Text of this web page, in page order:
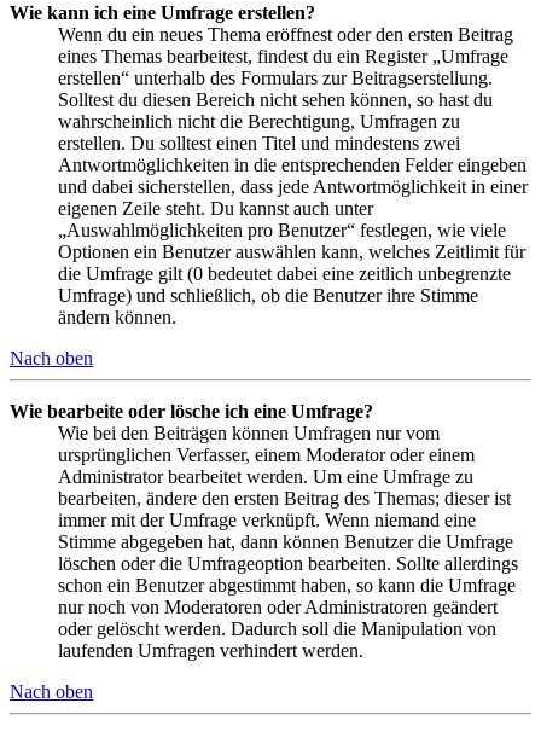
Wie kann ich eine Umfrage erstellen?
Wenn du ein neues Thema eröffnest oder den ersten Beitrag
eines Themas bearbeitest, findest du ein Register „Umfrage
erstellen“ unterhalb des Formulars zur Beitragserstellung.
Solltest du diesen Bereich nicht sehen können, so hast du
wahrscheinlich nicht die Berechtigung, Umfragen zu
erstellen. Du solltest einen Titel und mindestens zwei
Antwortmöglichkeiten in die entsprechenden Felder eingeben
und dabei sicherstellen, dass jede Antwortmöglichkeit in einer
eigenen Zeile steht. Du kannst auch unter
„Auswahlmöglichkeiten pro Benutzer“ festlegen, wie viele
Optionen ein Benutzer auswählen kann, welches Zeitlimit für
die Umfrage gilt (0 bedeutet dabei eine zeitlich unbegrenzte
Umfrage) und schließlich, ob die Benutzer ihre Stimme
ändern können.
Nach oben
Wie bearbeite oder lösche ich eine Umfrage?
Wie bei den Beiträgen können Umfragen nur vom
ursprünglichen Verfasser, einem Moderator oder einem
Administrator bearbeitet werden. Um eine Umfrage zu
bearbeiten, ändere den ersten Beitrag des Themas; dieser ist
immer mit der Umfrage verknüpft. Wenn niemand eine
Stimme abgegeben hat, dann können Benutzer die Umfrage
löschen oder die Umfrageoption bearbeiten. Sollte allerdings
schon ein Benutzer abgestimmt haben, so kann die Umfrage
nur noch von Moderatoren oder Administratoren geändert
oder gelöscht werden. Dadurch soll die Manipulation von
laufenden Umfragen verhindert werden.
Nach oben